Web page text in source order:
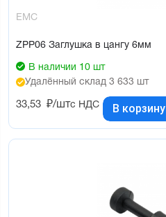
EMC
ZPP06 Заглушка в цангу 6мм
В наличии 10 шт
Удалённый склад 3 633 шт
33,53 ₽/штс НДС В корзину